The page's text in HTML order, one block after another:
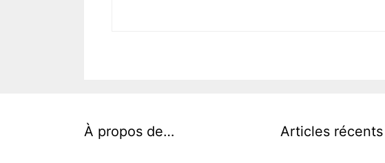
À propos de… Articles récents